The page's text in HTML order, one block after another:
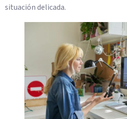
situación delicada.